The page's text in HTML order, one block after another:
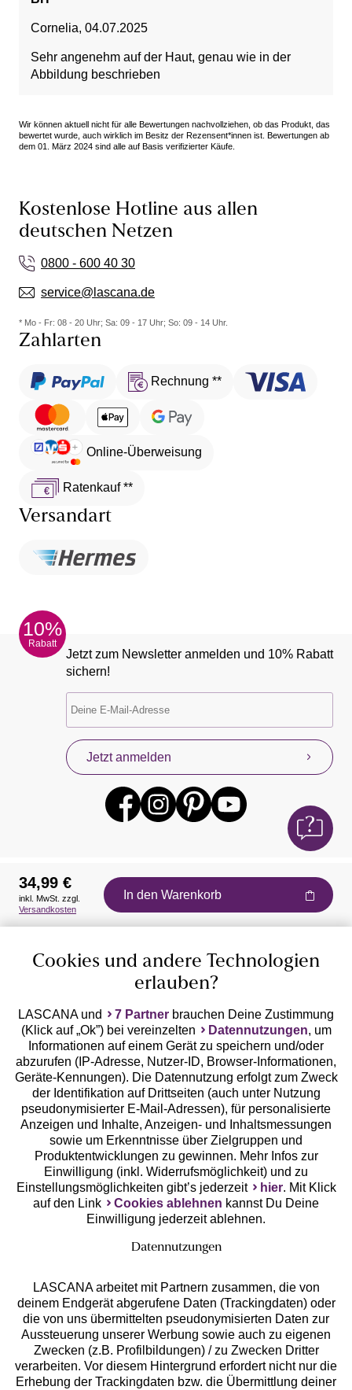
Cornelia, 04.07.2025
Sehr angenehm auf der Haut, genau wie in der
Abbildung beschrieben
Wir können aktuell nicht für alle Bewertungen nachvollziehen, ob das Produkt, das
bewertet wurde, auch wirklich im Besitz der Rezensent*innen ist. Bewertungen ab
dem 01. März 2024 sind alle auf Basis verifizierter Käufe.
Kostenlose Hotline aus allen
deutschen Netzen
0800 - 600 40 30
service@lascana.de
* Mo - Fr: 08 - 20 Uhr; Sa: 09 - 17 Uhr; So: 09 - 14 Uhr.
Zahlarten
Rechnung **
Online-Überweisung
Ratenkauf **
Versandart
10%
Rabatt
Jetzt zum Newsletter anmelden und 10% Rabatt
sichern!
Jetzt anmelden
Auszeichnungen
Geprüfte Sicherheit
Unsere Apps
Services
Beratung
34,99 €
inkl. MwSt. zzgl.
Versandkosten
In den Warenkorb
Cookies und andere Technologien
erlauben?
LASCANA und 7 Partner brauchen Deine Zustimmung
(Klick auf „Ok”) bei vereinzelten
Datennutzungen, um
Informationen auf einem Gerät zu speichern und/oder
abzurufen (IP-Adresse, Nutzer-ID, Browser-Informationen,
Geräte-Kennungen). Die Datennutzung erfolgt zum Zweck
der Identifikation auf Drittseiten (auch unter Nutzung
pseudonymisierter E-Mail-Adressen), für personalisierte
Anzeigen und Inhalte, Anzeigen- und Inhaltsmessungen
sowie um Erkenntnisse über Zielgruppen und
Produktentwicklungen zu gewinnen. Mehr Infos zur
Einwilligung (inkl. Widerrufsmöglichkeit) und zu
Einstellungsmöglichkeiten gibt’s jederzeit
hier. Mit Klick
auf den Link
Cookies ablehnen kannst Du Deine
Einwilligung jederzeit ablehnen.
Datennutzungen
LASCANA arbeitet mit Partnern zusammen, die von
deinem Endgerät abgerufene Daten (Trackingdaten) oder
die von uns übermittelten pseudonymisierten Daten zur
Aussteuerung unserer Werbung sowie auch zu eigenen
Zwecken (z.B. Profilbildungen) / zu Zwecken Dritter
verarbeiten. Vor diesem Hintergrund erfordert nicht nur die
Erhebung der Trackingdaten bzw. die Übermittlung deiner